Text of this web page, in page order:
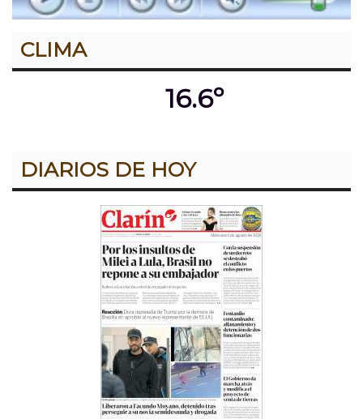
CLIMA
16.6º
DIARIOS DE HOY